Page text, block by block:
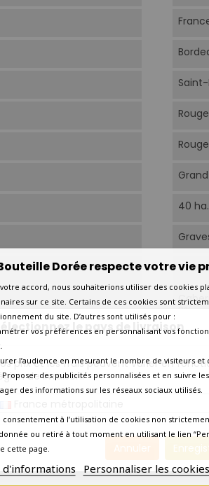
le pays de livraison
prix et les frais peuvent varier en
de livraison.
Annuler
Rouge
Rouge
40 ha.
16°C-
Oui
10 AUTRES PRODUITS DANS LA
Dorée respecte votre vie
accord, nous souhaiterions utiliser des cookies
sur ce site. Certains de ces cookies sont
du site. D’autres sont utilisés pour :
vos préférences en personnalisant vos
l’audience en mesurant le nombre de visiteurs et
Proposer des publicités personnalisées et en suivre
des informations sur les réseaux sociaux utilisés.
consentement à l’utilisation de cookies non
ou retiré à tout moment en utilisant le lien
cette page.
d'informations Personnaliser les cookies